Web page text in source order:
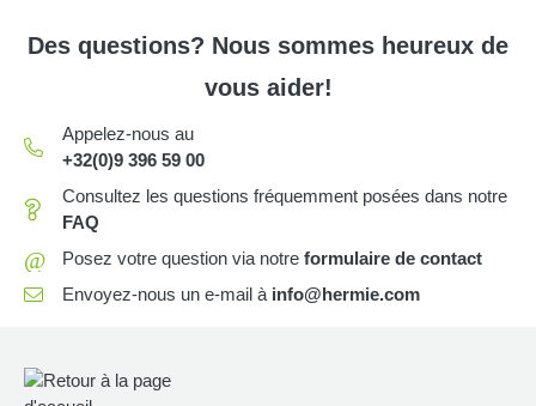
Des questions? Nous sommes heureux de
vous aider!
Appelez-nous au
+32(0)9 396 59 00
Consultez les questions fréquemment posées dans notre
FAQ
@ Posez votre question via notre formulaire de contact
Envoyez-nous un e-mail à info@hermie.com